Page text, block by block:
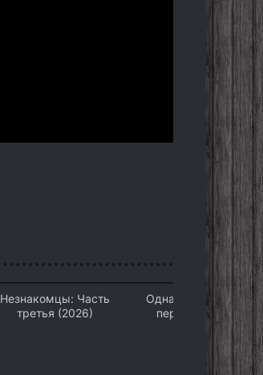
Незнакомцы: Часть
третья (2026)
Одна миля: Глава
первая (2026)